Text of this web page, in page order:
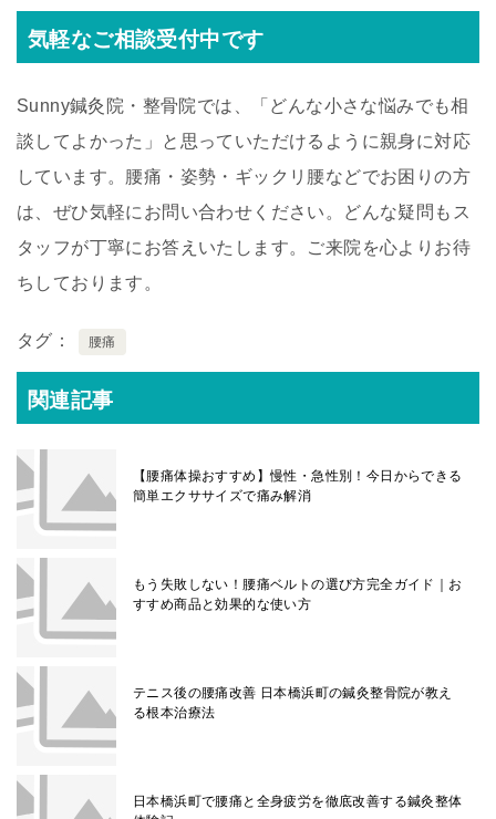
気軽なご相談受付中です
Sunny鍼灸院・整骨院では、「どんな小さな悩みでも相
談してよかった」と思っていただけるように親身に対応
しています。腰痛・姿勢・ギックリ腰などでお困りの方
は、ぜひ気軽にお問い合わせください。どんな疑問もス
タッフが丁寧にお答えいたします。ご来院を心よりお待
ちしております。
タグ 腰痛
関連記事
【腰痛体操おすすめ】慢性・急性別！今日からできる
簡単エクササイズで痛み解消
もう失敗しない！腰痛ベルトの選び方完全ガイド｜お
すすめ商品と効果的な使い方
テニス後の腰痛改善 日本橋浜町の鍼灸整骨院が教え
る根本治療法
日本橋浜町で腰痛と全身疲労を徹底改善する鍼灸整体